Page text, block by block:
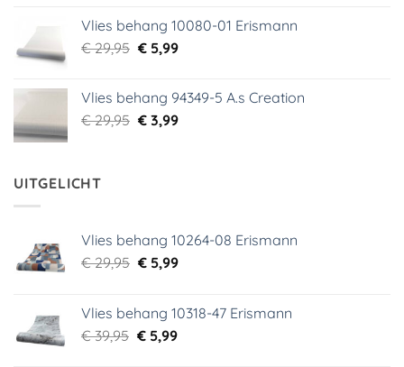
€ 39,00.€ 5,99.
Vlies behang 10080-01 Erismann
€29,95 Oorspronkelijke
€ 29,95.
€5,99Huidige
€ 5,99.
Vlies behang 94349-5 A.s Creation
€29,95 Oorspronkelijke
€3,99Huidige
UITGELICHT
Vlies behang 10264-08 Erismann
€29,95 Oorspronkelijke
€ 29,95.
€5,99Huidige
€ 5,99.
Vlies behang 10318-47 Erismann
€39,95 Oorspronkelijke
€5,99Huidige